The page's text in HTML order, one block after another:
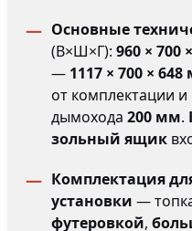
Основные
(В×Ш×Г): 960 × 700
— 1117 × 700 ×
от комплектации
дымохода 200 мм.
зольный ящик
Комплектация
установки —
футеровкой,